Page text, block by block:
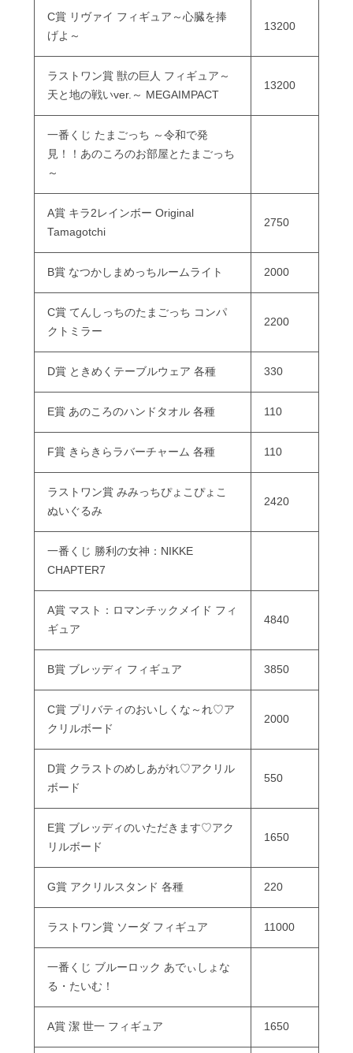
C賞 リヴァイ フィギュア～心臓を捧
げよ～
13200
ラストワン賞 獣の巨人 フィギュア～
天と地の戦いver.～ MEGAIMPACT
13200
一番くじ たまごっち ～令和で発
見！！あのころのお部屋とたまごっち
～
A賞 キラ2レインボー Original
Tamagotchi
2750
B賞 なつかしまめっちルームライト 2000
C賞 てんしっちのたまごっち コンパ
クトミラー
2200
D賞 ときめくテーブルウェア 各種 330
E賞 あのころのハンドタオル 各種 110
F賞 きらきらラバーチャーム 各種 110
ラストワン賞 みみっちぴょこぴょこ
ぬいぐるみ
2420
一番くじ 勝利の女神：NIKKE
CHAPTER7
A賞 マスト：ロマンチックメイド フィ
ギュア
4840
B賞 ブレッディ フィギュア 3850
C賞 プリバティのおいしくな～れ♡ア
クリルボード
2000
D賞 クラストのめしあがれ♡アクリル
ボード
550
E賞 ブレッディのいただきます♡アク
リルボード
1650
G賞 アクリルスタンド 各種 220
ラストワン賞 ソーダ フィギュア 11000
一番くじ ブルーロック あでぃしょな
る・たいむ！
A賞 潔 世一 フィギュア 1650